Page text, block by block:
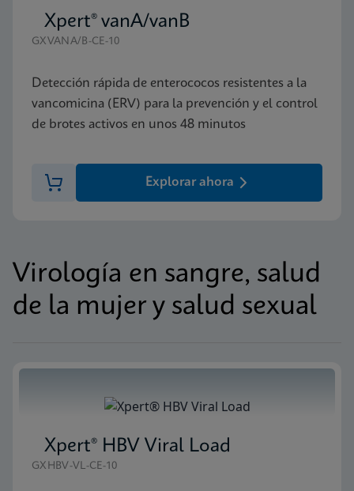
Xpert® vanA/vanB
GXVANA/B-CE-10
Detección rápida de enterococos resistentes a la
vancomicina (ERV) para la prevención y el control
de brotes activos en unos 48 minutos
Explorar ahora
Virología en sangre, salud
de la mujer y salud sexual
Xpert® HBV Viral Load
GXHBV-VL-CE-10